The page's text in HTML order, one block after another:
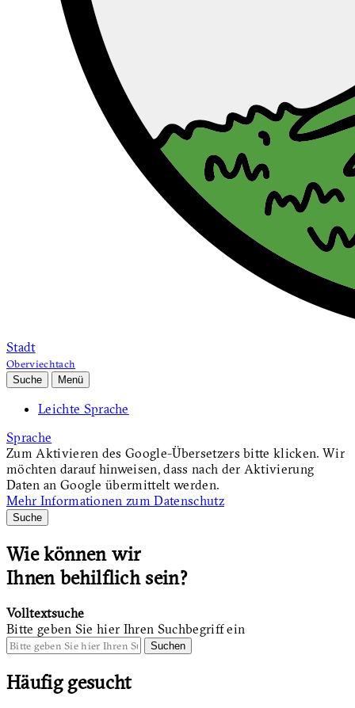
Stadt
Oberviechtach
Suche Menü
Leichte Sprache
Sprache
Zum Aktivieren des Google-Übersetzers bitte klicken. Wir
möchten darauf hinweisen, dass nach der Aktivierung
Daten an Google übermittelt werden.
Mehr Informationen zum Datenschutz
Suche
Wie können wir
Ihnen behilflich sein?
Volltextsuche
Bitte geben Sie hier Ihren Suchbegriff ein
Suchen
Häufig gesucht